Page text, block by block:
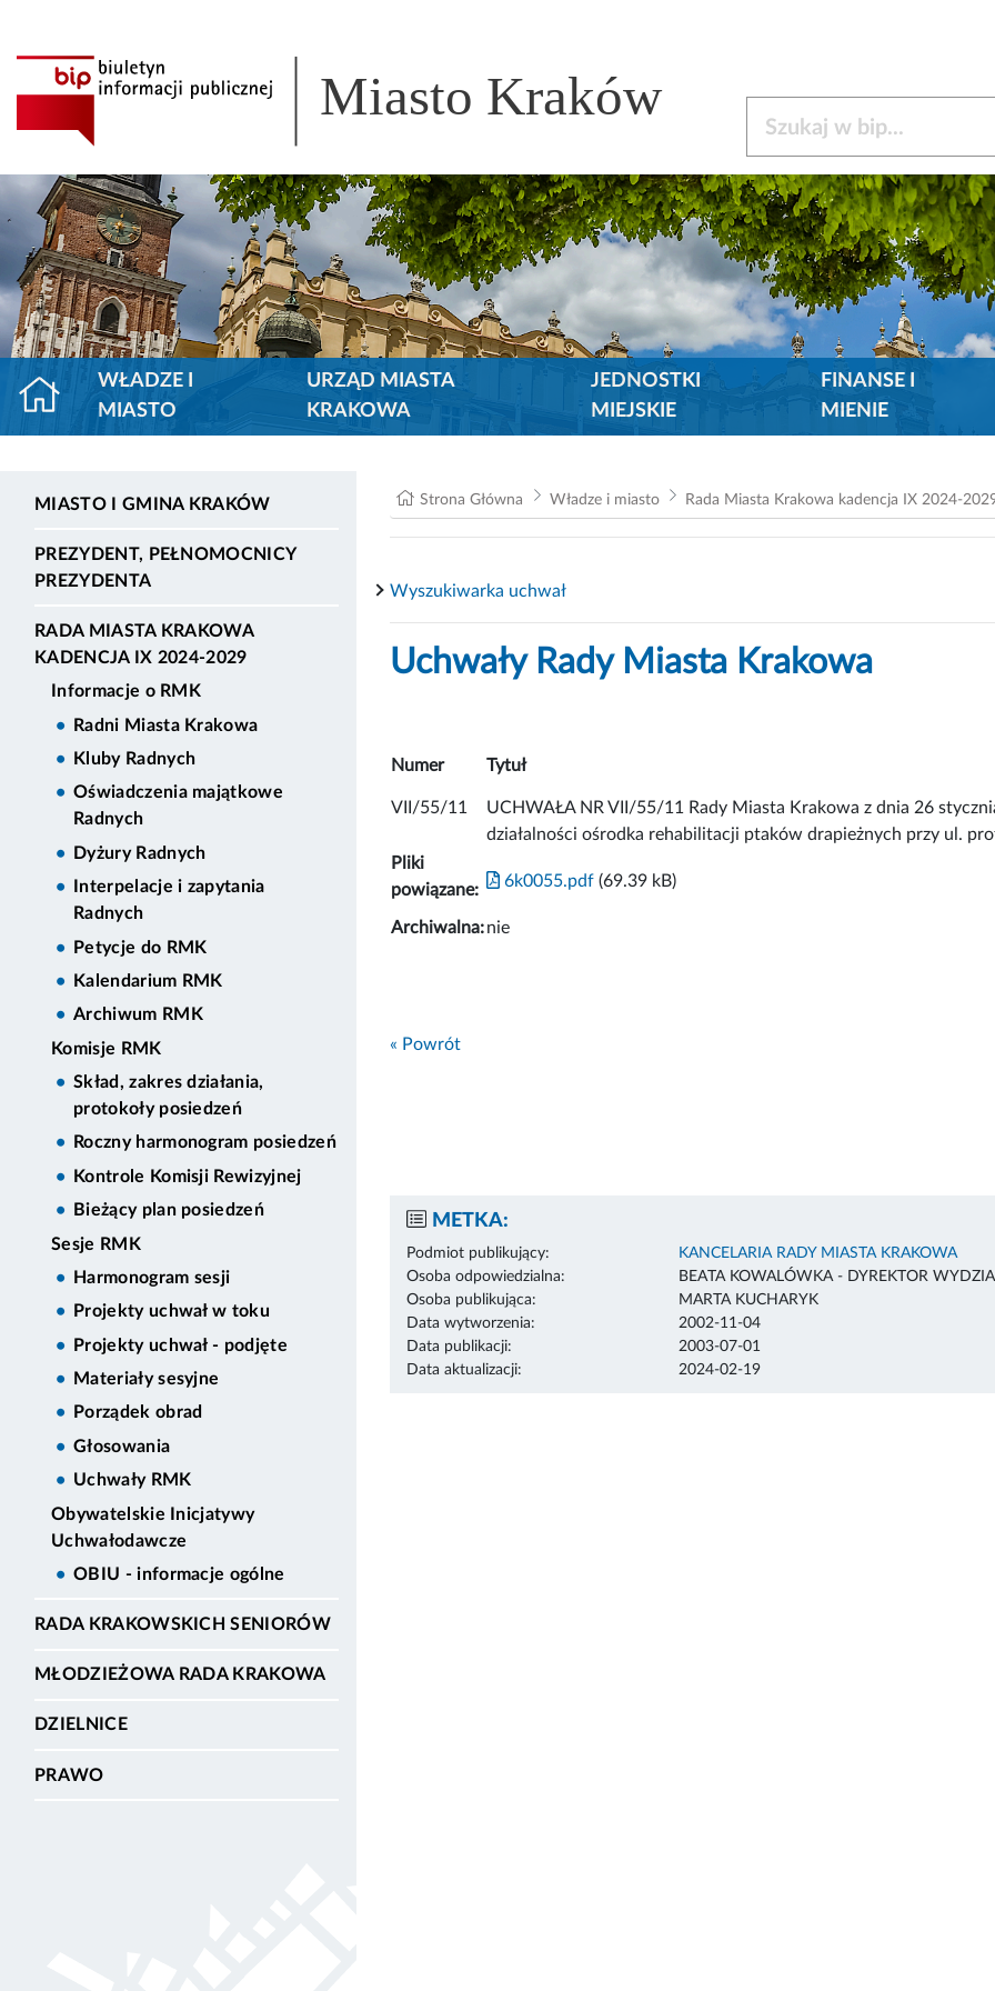
Miasto Kraków
WŁADZE I
MIASTO
URZĄD MIASTA
KRAKOWA
JEDNOSTKI
MIEJSKIE
FINANSE I
MIENIE
MIASTO I GMINA KRAKÓW
PREZYDENT, PEŁNOMOCNICY
PREZYDENTA
RADA MIASTA KRAKOWA
KADENCJA IX 2024-2029
Informacje o RMK
Radni Miasta Krakowa
Kluby Radnych
Oświadczenia majątkowe
Radnych
Dyżury Radnych
Interpelacje i zapytania
Radnych
Petycje do RMK
Kalendarium RMK
Archiwum RMK
Komisje RMK
Skład, zakres działania,
protokoły posiedzeń
Roczny harmonogram posiedzeń
Kontrole Komisji Rewizyjnej
Bieżący plan posiedzeń
Sesje RMK
Harmonogram sesji
Projekty uchwał w toku
Projekty uchwał - podjęte
Materiały sesyjne
Porządek obrad
Głosowania
Uchwały RMK
Obywatelskie Inicjatywy
Uchwałodawcze
OBIU - informacje ogólne
RADA KRAKOWSKICH SENIORÓW
MŁODZIEŻOWA RADA KRAKOWA
DZIELNICE
PRAWO
Strona Główna Władze i miasto Rada Miasta Krakowa kadencja IX 2024-
Wyszukiwarka uchwał
Uchwały Rady Miasta Krakowa
Numer Tytuł
VII/55/11
UCHWAŁA NR VII/55/11 Rady Miasta Krakowa z dnia 26
działalności ośrodka rehabilitacji ptaków drapieżnych przy ul.
Pliki
powiązane:
6k0055.pdf (69.39 kB)
Archiwalna:nie
« Powrót
METKA:
Podmiot publikujący:
KANCELARIA RADY MIASTA KRAKOWA
Osoba odpowiedzialna:
BEATA KOWALÓWKA - DYREKTOR
Osoba publikująca:
MARTA KUCHARYK
Data wytworzenia:
2002-11-04
Data publikacji:
2003-07-01
Data aktualizacji:
2024-02-19